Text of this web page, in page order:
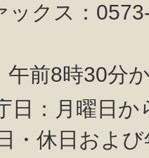
ックス：
午前8時30分
日：月曜日か
・休日およ